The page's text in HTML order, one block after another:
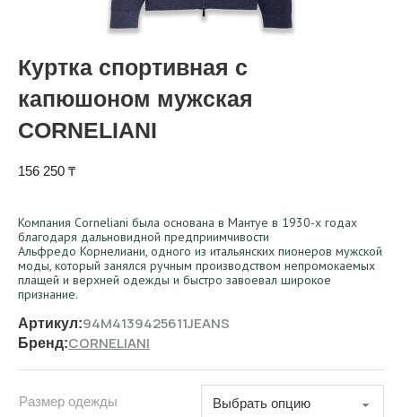
Куртка спортивная с
капюшоном мужская
CORNELIANI
156 250 ₸
Компания Corneliani была основана в Мантуе в 1930-х годах
благодаря дальновидной предприимчивости
Альфредо Корнелиани, одного из итальянских пионеров мужской
моды, который занялся ручным производством непромокаемых
плащей и верхней одежды и быстро завоевал широкое
признание.
Артикул:94M4139425611JEANS
Бренд:CORNELIANI
Размер одежды